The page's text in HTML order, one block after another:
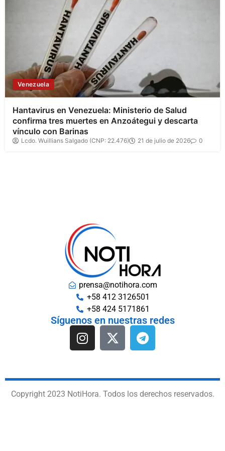
Venezuela
Hantavirus en Venezuela: Ministerio de Salud
confirma tres muertes en Anzoátegui y descarta
vínculo con Barinas
Lcdo. Wuillians Salgado (CNP: 22.476) 21 de julio de 2026 0
prensa@notihora.com
+58 412 3126501
+58 424 5171861
Síguenos en nuestras redes
Copyright 2023 NotiHora. Todos los derechos reservados.